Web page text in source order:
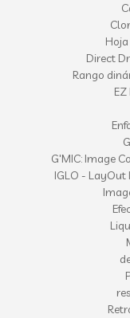
Direct
Rango
G'MIC: Image
IGLO - LayOut